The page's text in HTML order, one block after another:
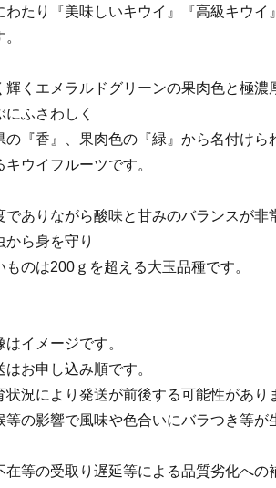
わたり『美味しいキウイ』『高級キウイ
輝くエメラルドグリーンの果肉色と極濃
にふさわしく
の『香』、果肉色の『緑』から名付けら
キウイフルーツです。
でありながら酸味と甘みのバランスが非
から身を守り
ものは200ｇを超える大玉品種です。
イメージです。
お申し込み順です。
況により発送が前後する可能性があり
の影響で風味や色合いにバラつき等が
等の受取り遅延等による品質劣化への